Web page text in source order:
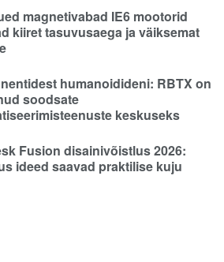
magnetivabad IE6 mootorid
kiiret tasuvusaega ja väiksemat
humanoidideni: RBTX on
soodsate
keskuseks
Fusion disainivõistlus 2026:
ideed saavad praktilise kuju